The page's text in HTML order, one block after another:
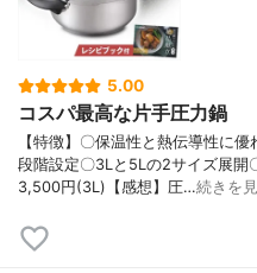
5.00
コスパ最高な片手圧力鍋
【特徴】〇保温性と熱伝導性に
段階設定〇3Lと5Lの2サイズ展開
3,500円(3L)【感想】圧…続きを